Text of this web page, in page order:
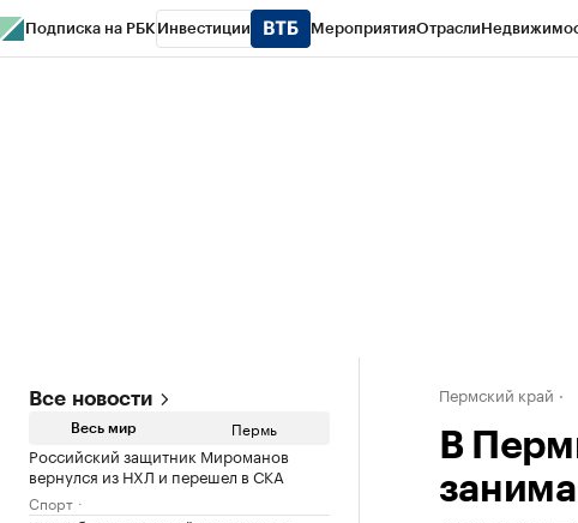
Подписка на РБК Инвестиции МероприятияОтрасли
Все новости
Весь мир Пермь
Российский защитник Мироманов
вернулся из НХЛ и перешел в СКА
Спорт
Пермский край
В